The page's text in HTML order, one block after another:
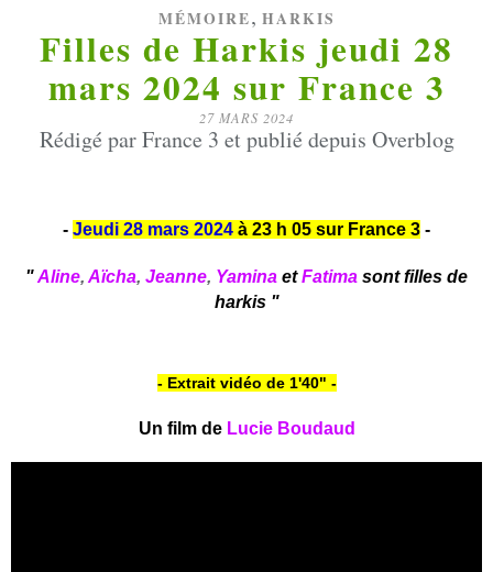
MÉMOIRE, HARKIS
Filles de Harkis jeudi 28
mars 2024 sur France 3
27 MARS 2024
Rédigé par France 3 et publié depuis Overblog
- Jeudi 28 mars 2024 à 23 h 05 sur France 3 -
"Aline, Aïcha, Jeanne, Yamina etFatima sont filles de
harkis "
- Extrait vidéo de 1'40" -
Un film de Lucie Boudaud